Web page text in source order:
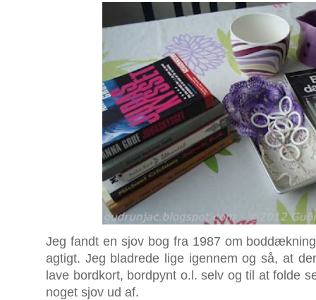
Jeg fandt en sjov bog fra 1987 om
agtigt. Jeg bladrede lige igennem og så, at
lave bordkort, bordpynt o.l. selv og til at folde
noget sjov ud af.